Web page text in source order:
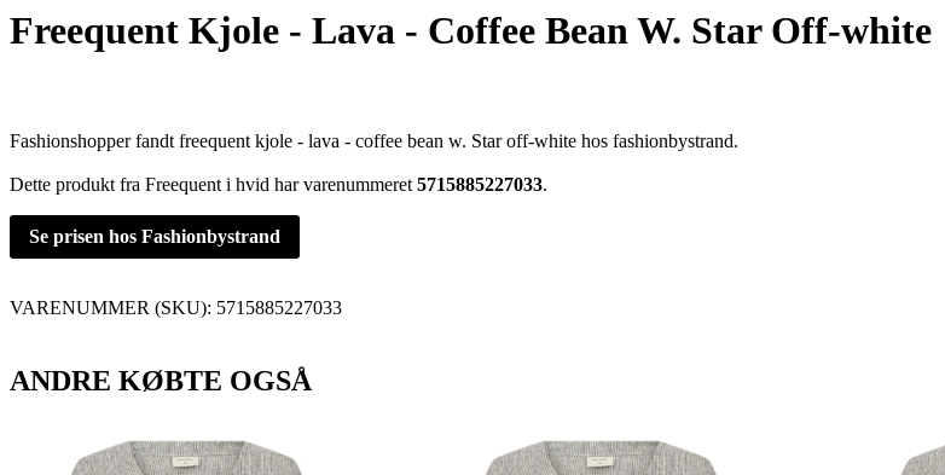
Freequent Kjole - Lava - Coffee Bean W. Star Off-white
Fashionshopper fandt freequent kjole - lava - coffee bean w. Star off-white hos fashionbystrand.
Dette produkt fra Freequent i hvid har varenummeret 5715885227033.
Se prisen hos Fashionbystrand
VARENUMMER (SKU): 5715885227033
ANDRE KØBTE OGSÅ